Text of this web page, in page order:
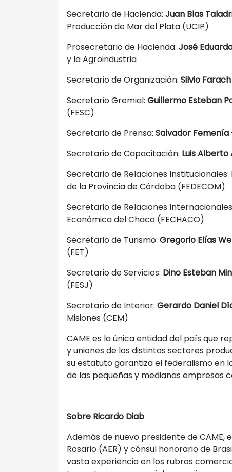
Secretario de Hacienda: Juan Blas
Producción de Mar del Plata (UCIP)
Prosecretario de Hacienda: José
y la Agroindustria
Secretario de Organización: Silvio Farach
Secretario Gremial: Guillermo Esteban
(FESC)
Secretario de Prensa: Salvador Femenía
Secretario de Capacitación: Luis Alberto
Secretario de Relaciones Institucionales:
de la Provincia de Córdoba (FEDECOM)
Secretario de Relaciones
Económica del Chaco (FECHACO)
Secretario de Turismo: Gregorio Elías
(FET)
Secretario de Servicios: Dino Esteban
(FESJ)
Secretario de Interior: Gerardo Daniel
Misiones (CEM)
CAME es la única entidad del país que
y uniones de los distintos sectores
su estatuto garantiza el federalismo en
de las pequeñas y medianas empresas
Sobre Ricardo Diab
Además de nuevo presidente de CAME,
Rosario (AER) y cónsul honorario de
vasta experiencia en los rubros